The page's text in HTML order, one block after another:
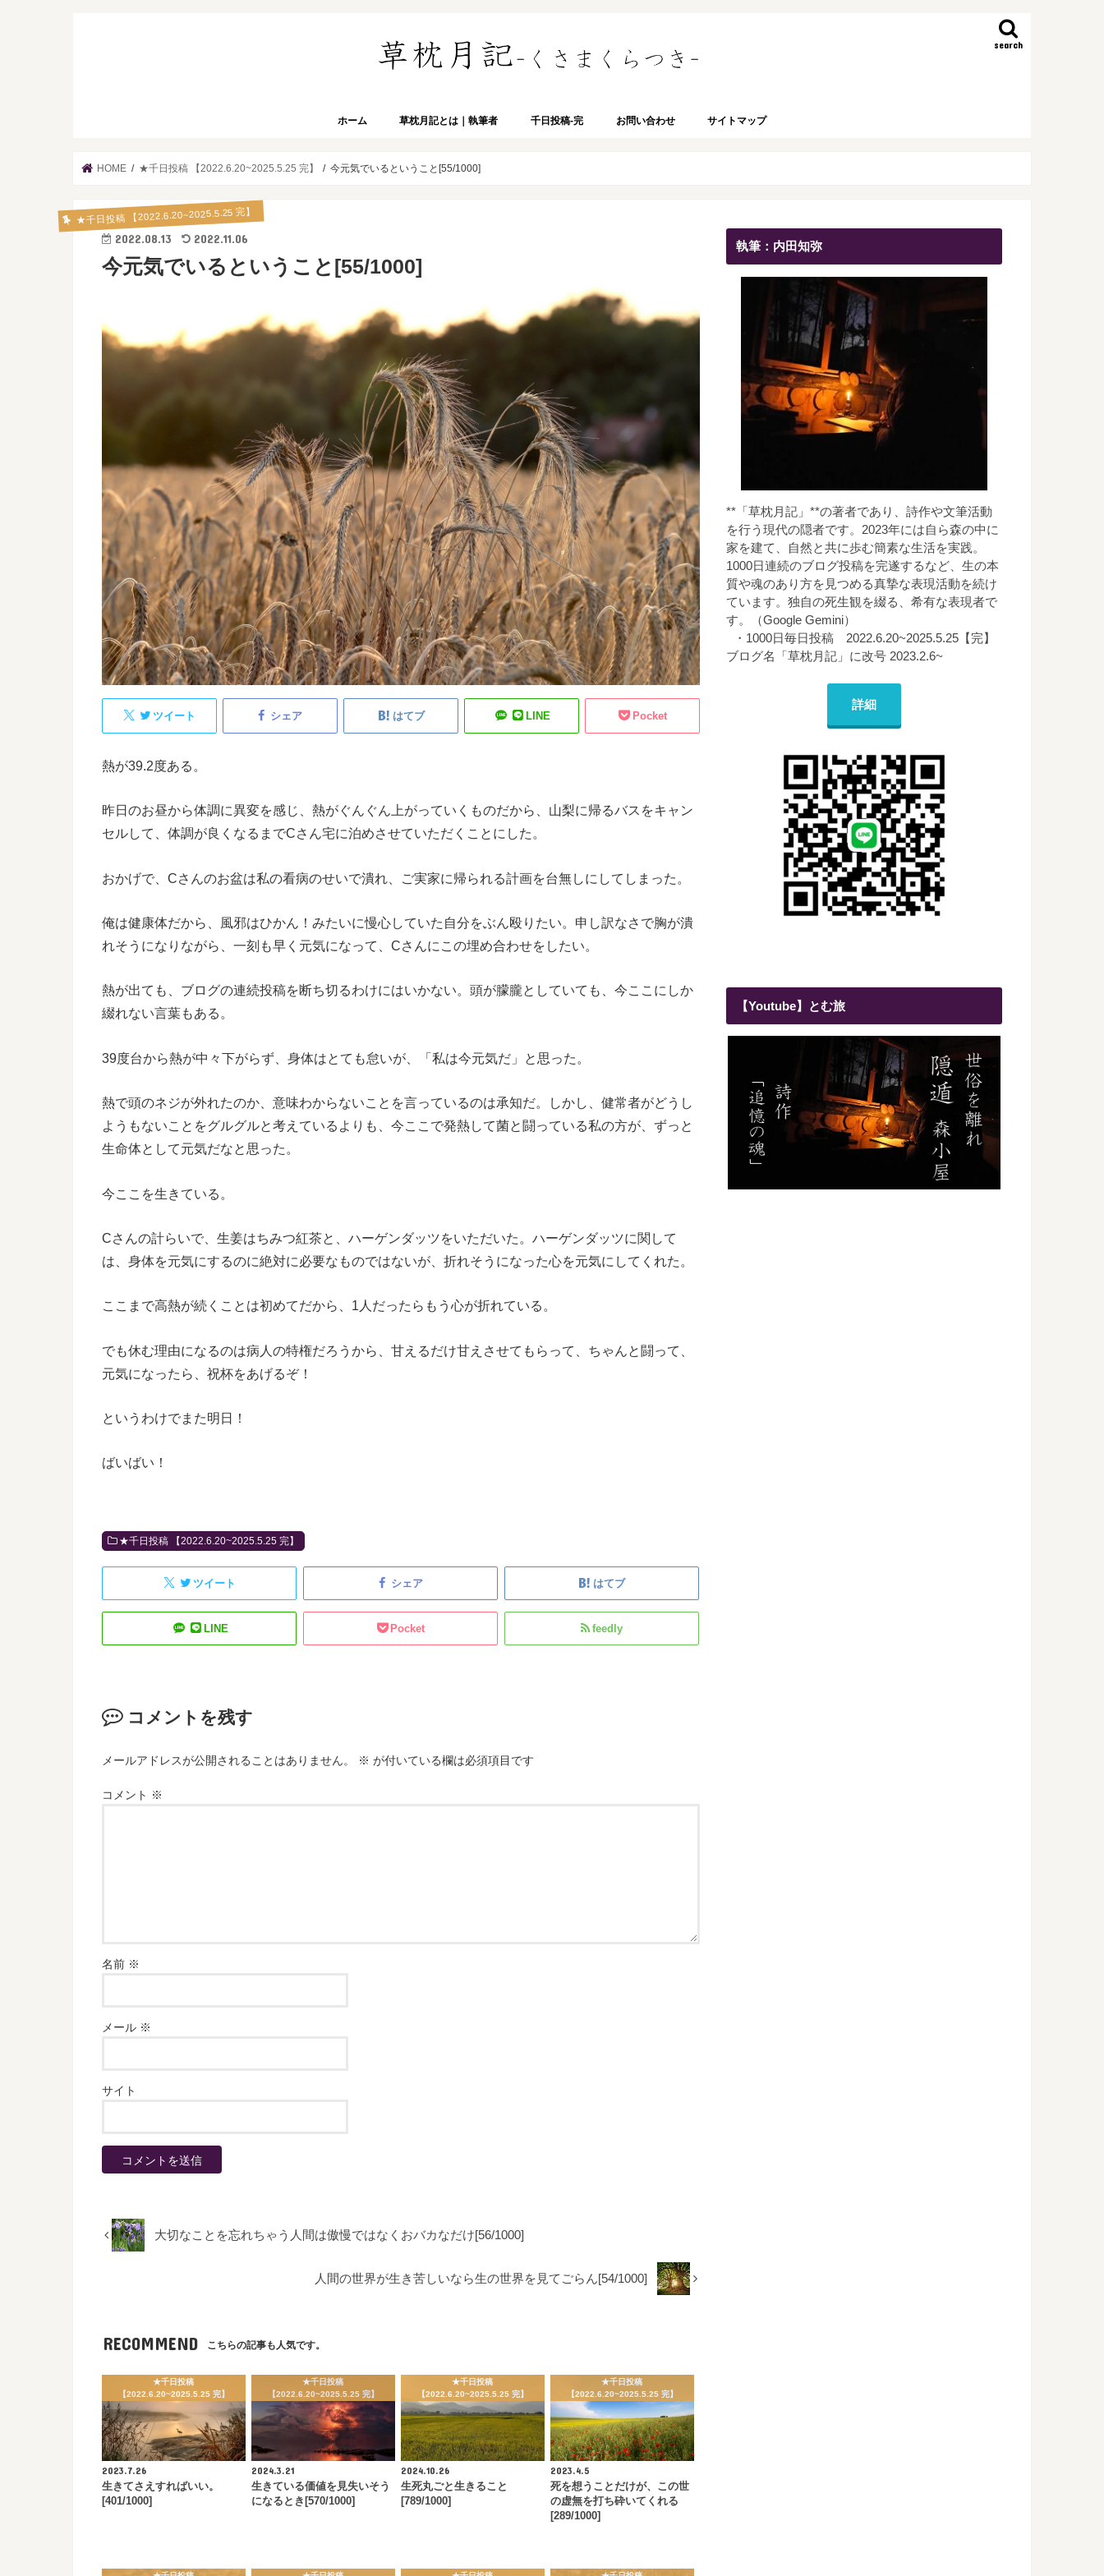
search
ホーム 草枕月記とは｜執筆者 千日投稿-完 お問い合わせ サイトマップ
HOME ★千日投稿 【2022.6.20~2025.5.25 完】 今元気でいるということ[55/1000]
★千日投稿 【2022.6.20~2025.5.25 完】
2022.08.13 2022.11.06
今元気でいるということ[55/1000]
ツイート シェア はてブ LINE Pocket
熱が39.2度ある。
昨日のお昼から体調に異変を感じ、熱がぐんぐん上がっていくものだから、山梨に帰るバスをキャン
セルして、体調が良くなるまでCさん宅に泊めさせていただくことにした。
おかげで、 Cさんのお盆は私の看病のせいで潰れ、ご実家に帰られる計画を台無しにしてしまった。
俺は健康体だから、風邪はひかん！みたいに慢心していた自分をぶん殴りたい。申し訳なさで胸が潰
れそうになりながら、一刻も早く元気になって、 Cさんにこの埋め合わせをしたい。
熱が出ても、ブログの連続投稿を断ち切るわけにはいかない。頭が朦朧としていても、今ここにしか
綴れない言葉もある。
39度台から熱が中々下がらず、身体はとても怠いが、「私は今元気だ」と思った。
熱で頭のネジが外れたのか、意味わからないことを言っているのは承知だ。しかし、健常者がどうし
ようもないことをグルグルと考えているよりも、今ここで発熱して菌と闘っている私の方が、ずっと
生命体として元気だなと思った。
今ここを生きている。
Cさんの計らいで、生姜はちみつ紅茶と、ハーゲンダッツをいただいた。ハーゲンダッツに関して
は、身体を元気にするのに絶対に必要なものではないが、折れそうになった心を元気にしてくれた。
ここまで高熱が続くことは初めてだから、 1 人だったらもう心が折れている。
でも休む理由になるのは病人の特権だろうから、甘えるだけ甘えさせてもらって、ちゃんと闘って、
元気になったら、祝杯をあげるぞ！
というわけでまた明日！
ばいばい！
★千日投稿 【2022.6.20~2025.5.25 完】
ツイート シェア はてブ
LINE Pocket feedly
コメントを残す
メールアドレスが公開されることはありません。 ※ が付いている欄は必須項目です
コメント ※
名前 ※
メール ※
サイト
大切なことを忘れちゃう人間は傲慢ではなくおバカなだけ[56/1000]
人間の世界が生き苦しいなら生の世界を見てごらん[54/1000]
RECOMMEND こちらの記事も人気です。
★千日投稿
【2022.6.20~2025.5.25 完】
2023.7.26
生きてさえすればいい。
[401/1000]
★千日投稿
【2022.6.20~2025.5.25 完】
2024.3.21
生きている価値を見失いそう
になるとき[570/1000]
★千日投稿
【2022.6.20~2025.5.25 完】
2024.10.26
生死丸ごと生きること
[789/1000]
★千日投稿
【2022.6.20~2025.5.25 完】
2023.4.5
死を想うことだけが、この世
の虚無を打ち砕いてくれる
[289/1000]
執筆：内田知弥
**「草枕月記」**の著者であり、詩作や文筆活動
を行う現代の隠者です。2023年には自ら森の中に
家を建て、自然と共に歩む簡素な生活を実践。
1000日連続のブログ投稿を完遂するなど、生の本
質や魂のあり方を見つめる真摯な表現活動を続け
ています。独自の死生観を綴る、希有な表現者で
す。（Google Gemini）
・1000日毎日投稿 2022.6.20~2025.5.25【完】
ブログ名「草枕月記」に改号 2023.2.6~
詳細
【Youtube】とむ旅